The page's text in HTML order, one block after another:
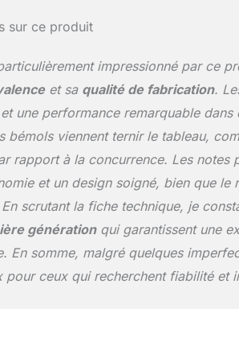
sur ce produit
impressionné par ce
et sa qualité de fabrication.
une performance remarquable
bémols viennent ternir le tableau,
rapport à la concurrence. Les notes
et un design soigné, bien que
scrutant la fiche technique, je
générationqui garantissent une
En somme, malgré quelques
pour ceux qui recherchent fiabilité et